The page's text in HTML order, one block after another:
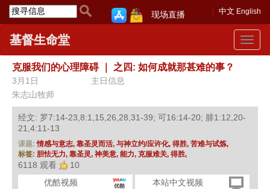
中文 English
现场直播
Toggle
基督生命堂
克服我们的心理障碍 之四: 如何成就那甚难的事？
3月1日
主日信息
朱志山牧师
经文: 罗7:14-23,8:1,15,26,28,31-39; 可16:14-20; 腓1:12,20-
21,4:11-13
课题:情感与意志, 靠圣灵而活, 与神立约/应许化, 得胜, 苦难与试炼,
标签: 胆怯无力, 靠圣灵, 神美意, 能力, 克服难关, 得胜,
6118 观看
10
优酷视频
本站中文视频